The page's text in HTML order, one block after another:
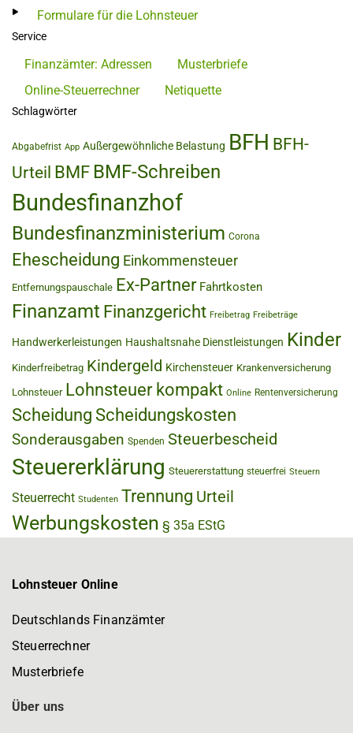
Formulare für die Lohnsteuer
Service
Finanzämter: Adressen
Musterbriefe
Online-Steuerrechner
Netiquette
Schlagwörter
Abgabefrist App Außergewöhnliche Belastung BFH BFH-
Urteil BMF BMF-Schreiben
Bundesfinanzhof
Bundesfinanzministerium Corona
Ehescheidung Einkommensteuer
Entfernungspauschale Ex-Partner Fahrtkosten
Finanzamt Finanzgericht Freibetrag Freibeträge
Handwerkerleistungen Haushaltsnahe Dienstleistungen Kinder
Kinderfreibetrag Kindergeld Kirchensteuer Krankenversicherung
Lohnsteuer Lohnsteuer kompakt Online Rentenversicherung
Scheidung Scheidungskosten
Sonderausgaben Spenden Steuerbescheid
Steuererklärung Steuererstattung steuerfrei Steuern
Steuerrecht Studenten Trennung Urteil
Werbungskosten § 35a EStG
Lohnsteuer Online
Deutschlands Finanzämter
Steuerrechner
Musterbriefe
Über uns